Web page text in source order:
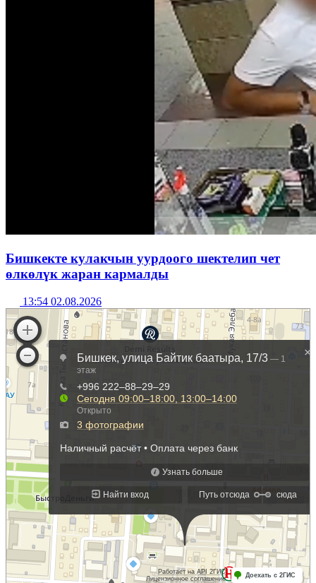
Бишкекте кулакчын уурдоого шектелип чет
өлкөлүк жаран кармалды
13:54 02.08.2026